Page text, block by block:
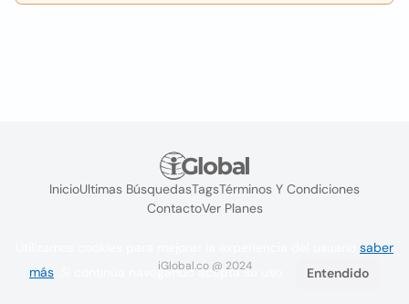
InicioUltimas BúsquedasTagsTérminos Y Condiciones
ContactoVer Planes
iGlobal.co @ 2024
saber
más . Si continúa navegando acepta su uso. Entendido